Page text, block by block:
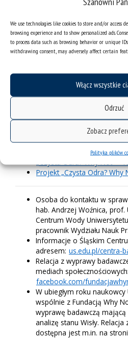
We use technologies like cookies to store and/or
browsing experience and to show personalized ads.
to process data such as browsing behavior or unique
withdrawing consent, may adversely affect certain
Włącz wszystkie
Odrzuć
Zobacz
Polityka plików
Szczecin z perspektywy łodzi
Relacje z wyprawy badawczej
„Czysta Odra? Why Not” –
Projekt „Czysta Odra? Why
Osoba do kontaktu w
hab. Andrzej Woźnica, prof.
Centrum Wody
pracownik Wydziału Nauk
Informacje o Śląskim
adresem: us.edu.pl/centra-
Relacja z wyprawy
mediach społecznościowych:
facebook.com/
W ubiegłym roku
wspólnie z Fundacją Why
wyprawę badawczą
analizę stanu Wisły.
dostępna jest m.in. na